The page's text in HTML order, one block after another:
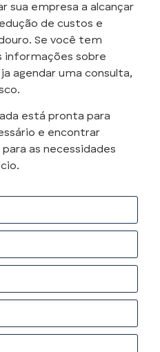
sua empresa a alcançar
de custos e
Se você tem
informações sobre
agendar uma consulta,
está pronta para
e encontrar
as necessidades